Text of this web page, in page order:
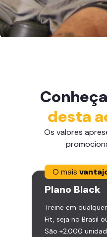
Conheça
desta
Os valores
O mais
Plano Black
Treine em
Fit, seja no Brasil
São +2.000